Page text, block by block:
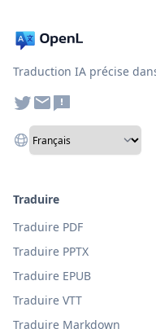
Traduction IA précise
Traduire
Traduire PDF
Traduire PPTX
Traduire EPUB
Traduire VTT
Traduire Markdown